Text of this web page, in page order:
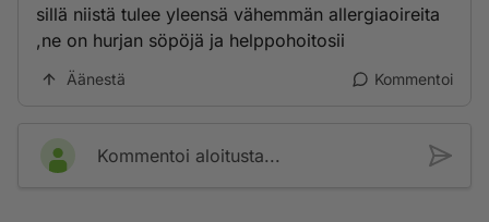
sillä niistä tulee yleensä vähemmän allergiaoireita
,ne on hurjan söpöjä ja helppohoitosii
Äänestä Kommentoi
Kommentoi aloitusta...